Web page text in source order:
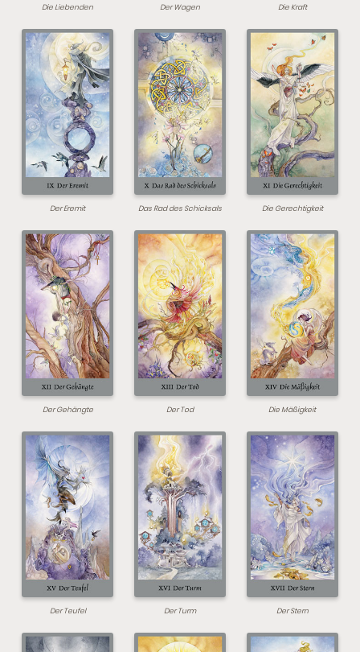
Die Liebenden Der Wagen Die Kraft
Der Eremit Das Rad des Schicksals Die Gerechtigkeit
Der Gehängte Der Tod Die Mäßigkeit
Der Teufel Der Turm Der Stern